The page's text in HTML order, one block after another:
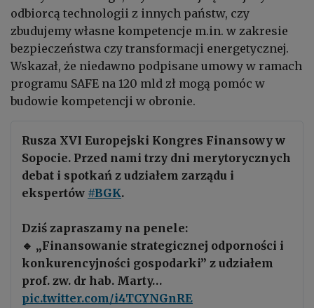
odbiorcą technologii z innych państw, czy
zbudujemy własne kompetencje m.in. w zakresie
bezpieczeństwa czy transformacji energetycznej.
Wskazał, że niedawno podpisane umowy w ramach
programu SAFE na 120 mld zł mogą pomóc w
budowie kompetencji w obronie.
Rusza XVI Europejski Kongres Finansowy w
Sopocie. Przed nami trzy dni merytorycznych
debat i spotkań z udziałem zarządu i
ekspertów #BGK.
Dziś zapraszamy na penele:
🔹 „Finansowanie strategicznej odporności i
konkurencyjności gospodarki” z udziałem
prof. zw. dr hab. Marty…
pic.twitter.com/i4TCYNGnRE